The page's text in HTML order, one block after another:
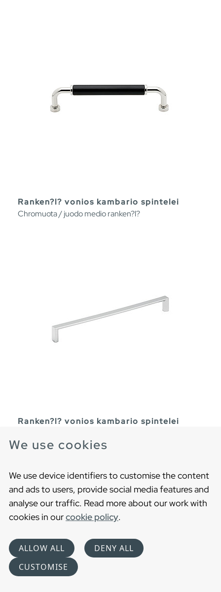
We use cookies
We use device identifiers to customise the content
and ads to users, provide social media features and
analyse our traffic. Read more about our work with
cookies in ourcookie policy.
ALLOW ALL
DENY ALL
CUSTOMISE
Ranken?l? vonios kambario spintelei
Chromuota / juodo medio ranken?l?
Ranken?l? vonios kambario spintelei